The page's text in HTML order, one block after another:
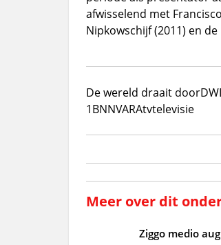
afwisselend met
Nipkowschijf (2011) en
De wereld draait door
1BNNVARAtvtelevisie
Meer over dit
Ziggo medio